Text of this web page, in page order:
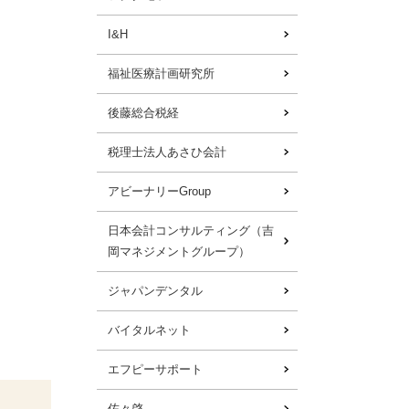
I&H
福祉医療計画研究所
後藤総合税経
税理士法人あさひ会計
アビーナリーGroup
日本会計コンサルティング（吉
岡マネジメントグループ）
ジャパンデンタル
バイタルネット
エフピーサポート